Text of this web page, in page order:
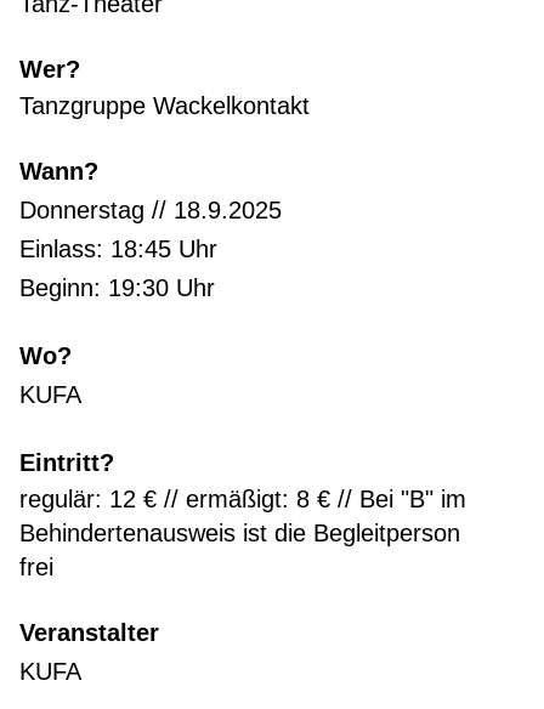
Wer?
Tanzgruppe Wackelkontakt
Wann?
Donnerstag // 18.9.2025
Einlass: 18:45 Uhr
Beginn: 19:30 Uhr
Wo?
KUFA
Eintritt?
regulär: 12 € // ermäßigt: 8 € // Bei "B" im
Behindertenausweis ist die Begleitperson
frei
Veranstalter
KUFA